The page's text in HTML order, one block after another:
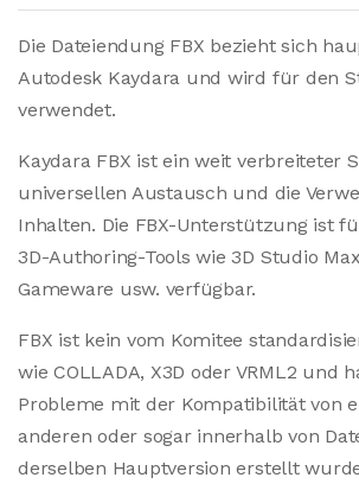
Die Dateiendung FBX bezieht sich
Autodesk Kaydara und wird für den
verwendet.
Kaydara FBX ist ein weit verbreiteter
universellen Austausch und die
Inhalten. Die FBX-Unterstützung ist
3D-Authoring-Tools wie 3D Studio
Gameware usw. verfügbar.
FBX ist kein vom Komitee
wie COLLADA, X3D oder VRML2 und
Probleme mit der Kompatibilität von
anderen oder sogar innerhalb von
derselben Hauptversion erstellt